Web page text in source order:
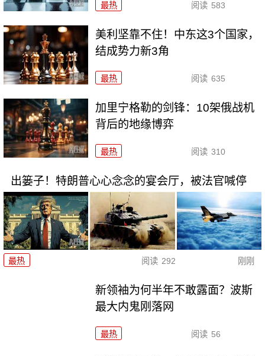
最热 阅读 583
美利坚靠不住！中东这3个国家，
结成势力新3角
最热 阅读 635
加里宁格勒的剑锋：10架俄战机
背后的地缘博弈
最热 阅读 310
出篓子！特朗普心心念念的宴会厅，被法官喊停
最热 阅读 292 刚刚
新领袖为何半年不敢露面？波斯
最大内鬼刚落网
最热 阅读 56